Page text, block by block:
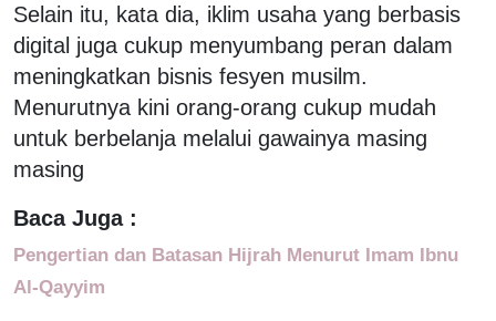
Selain itu, kata dia, iklim usaha yang berbasis
digital juga cukup menyumbang peran dalam
meningkatkan bisnis fesyen musilm.
Menurutnya kini orang-orang cukup mudah
untuk berbelanja melalui gawainya masing
masing
Baca Juga :
Pengertian dan Batasan Hijrah Menurut Imam Ibnu
Al-Qayyim